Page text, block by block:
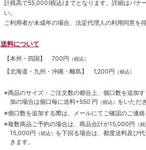
計残高で55,000(税込)までとなります。詳細はバナ
い。
ご利用者が未成年の場合、法定代理人の利用同意を
送料について
【本州・四国】 700円 （税込）
【北海道・九州・沖縄・離島】 1,200円 （税込）
※商品のサイズ・ご注文数の都合上、個口数を追加
加の場合は個口毎に送料+550 円 （税込） をいただ
※個口数を追加する際は、メールにてご確認のご連絡
※複数商品ご予約の場合は、商品合計が15,000円 （税
15,000円 （税込） を下回る場合は、都度送料及び
きます。